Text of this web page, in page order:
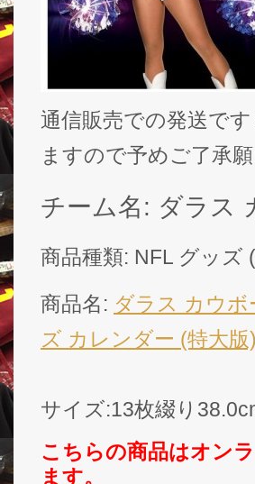
通信販売での発送で
ますので予めご了承願
チーム名: ダラス
商品種類: NFL グッズ
商品名: ダラス カウボ
ズ カレンダー (特大
サイズ:13枚綴り
こちらの商品はオン
ます。